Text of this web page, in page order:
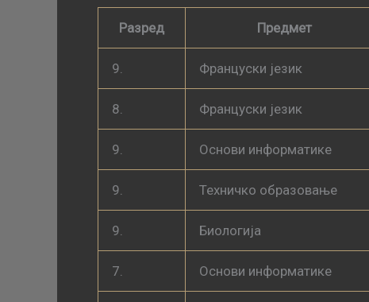
Разред Предмет
9. Француски језик
8. Француски језик
9. Основи информатике
9. Техничко образовање
9. Биологија
7. Основи информатике